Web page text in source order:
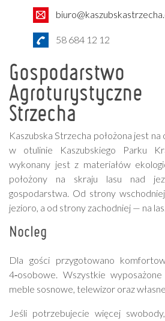
58 684 12 12
Gospodarstwo
Agroturystyczne
Strzecha
Kaszubska Strzecha położona jest
w otulinie Kaszubskiego Parku
wykonany jest z materiałów
położony na skraju lasu nad
gospodarstwa. Od strony
jezioro, a od strony zachodniej — na las.
Nocleg
Dla gości przygotowano
4‑osobowe. Wszystkie
meble sosnowe, telewizor oraz
Jeśli potrzebujecie więcej